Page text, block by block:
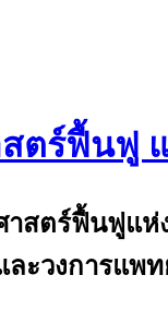
ตร์ฟื้นฟู
สตร์ฟื้นฟูแ
ะวงการแพ